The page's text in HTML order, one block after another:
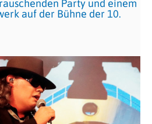
Party und einem
auf der Bühne der 10.